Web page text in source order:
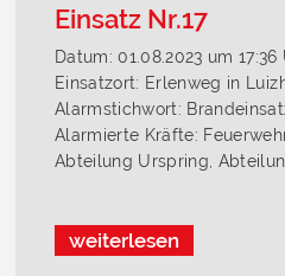
Einsatz Nr.17
Datum: 01.08.2023 um 17:36
Einsatzort: Erlenweg in
Alarmstichwort:
Alarmierte Kräfte:
Abteilung Urspring,
weiterlesen